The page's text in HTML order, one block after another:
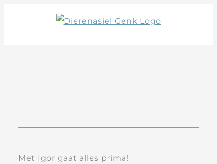
content
Met Igor gaat alles prima!